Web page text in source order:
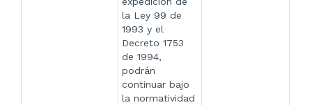
la Ley 99 de
1993 y el
Decreto 1753
de 1994,
podrán
continuar bajo
la normatividad